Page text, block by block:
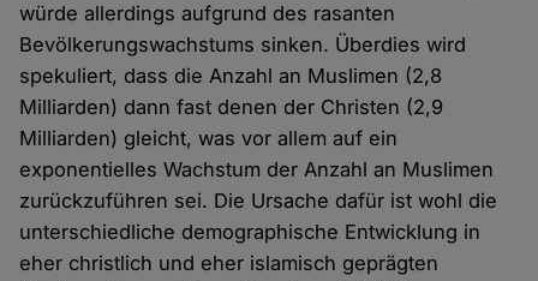
würde allerdings aufgrund des rasanten
Bevölkerungswachstums sinken. Überdies wird
spekuliert, dass die Anzahl an Muslimen (2,8
Milliarden) dann fast denen der Christen (2,9
Milliarden) gleicht, was vor allem auf ein
exponentielles Wachstum der Anzahl an Muslimen
zurückzuführen sei. Die Ursache dafür ist wohl die
unterschiedliche demographische Entwicklung in
eher christlich und eher islamisch geprägten